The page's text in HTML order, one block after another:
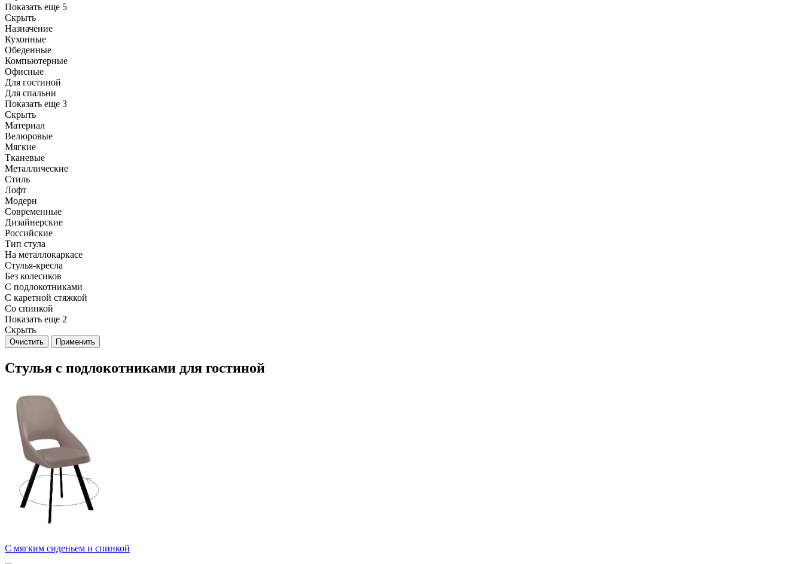
Показать еще 5
Скрыть
Назначение
Кухонные
Обеденные
Компьютерные
Офисные
Для гостиной
Для спальни
Показать еще 3
Скрыть
Материал
Велюровые
Мягкие
Тканевые
Металлические
Стиль
Лофт
Модерн
Современные
Дизайнерские
Российские
Тип стула
На металлокаркасе
Стулья-кресла
Без колесиков
С подлокотниками
С каретной стяжкой
Со спинкой
Показать еще 2
Скрыть
Очистить Применить
Стулья с подлокотниками для гостиной
С мягким сиденьем и спинкой